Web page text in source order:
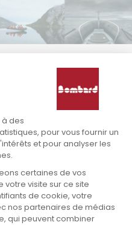
:
2017
2017